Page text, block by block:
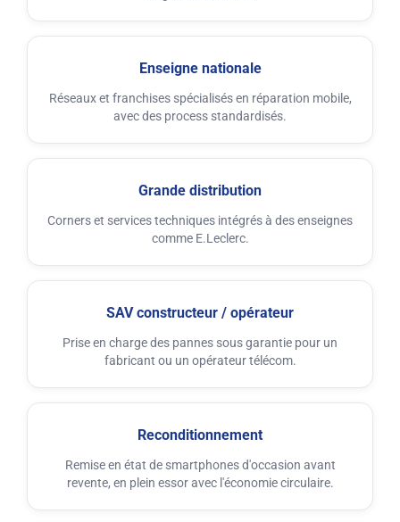
Enseigne nationale
Réseaux et franchises spécialisés en réparation mobile,
avec des process standardisés.
Grande distribution
Corners et services techniques intégrés à des enseignes
comme E.Leclerc.
SAV constructeur / opérateur
Prise en charge des pannes sous garantie pour un
fabricant ou un opérateur télécom.
Reconditionnement
Remise en état de smartphones d'occasion avant
revente, en plein essor avec l'économie circulaire.